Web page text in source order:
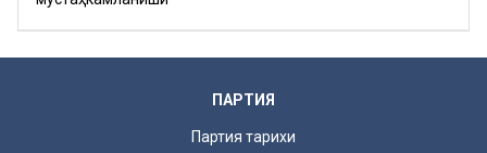
ПАРТИЯ
Партия тарихи